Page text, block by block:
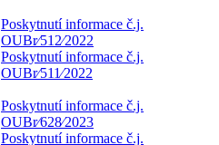
Poskytnutí informace č.j.
OUBr⁄512⁄2022
Poskytnutí informace č.j.
OUBr⁄511⁄2022
Poskytnutí informace č.j.
OUBr⁄628⁄2023
Poskytnutí informace č.j.